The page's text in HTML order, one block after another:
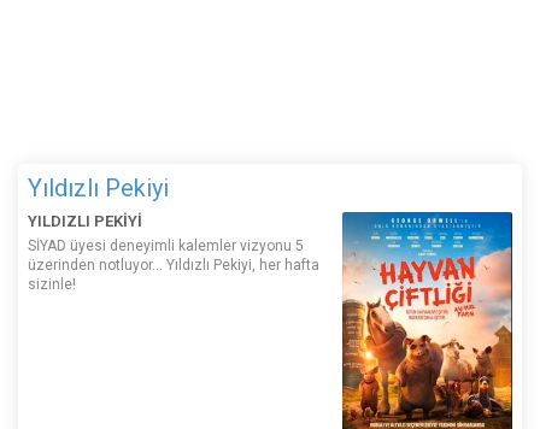
Yıldızlı Pekiyi
YILDIZLI PEKİYİ
SİYAD üyesi deneyimli kalemler vizyonu 5
üzerinden notluyor... Yıldızlı Pekiyi, her hafta
sizinle!